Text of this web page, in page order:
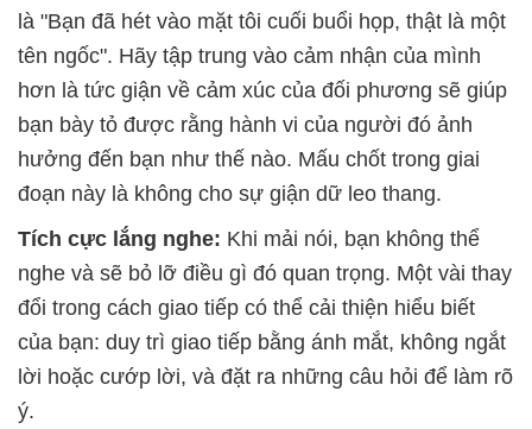
là "Bạn đã hét vào mặt tôi cuối buổi họp, thật là một
tên ngốc". Hãy tập trung vào cảm nhận của mình
hơn là tức giận về cảm xúc của đối phương sẽ giúp
bạn bày tỏ được rằng hành vi của người đó ảnh
hưởng đến bạn như thế nào. Mấu chốt trong giai
đoạn này là không cho sự giận dữ leo thang.
Tích cực lắng nghe: Khi mải nói, bạn không thể
nghe và sẽ bỏ lỡ điều gì đó quan trọng. Một vài thay
đổi trong cách giao tiếp có thể cải thiện hiểu biết
của bạn: duy trì giao tiếp bằng ánh mắt, không ngắt
lời hoặc cướp lời, và đặt ra những câu hỏi để làm rõ
ý.